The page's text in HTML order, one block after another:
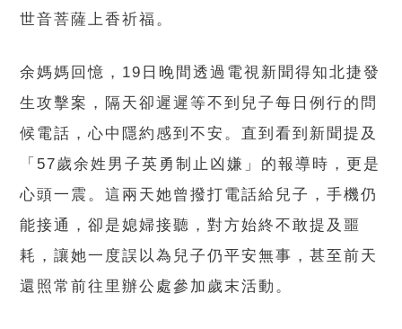
世音菩薩上香祈福。
余媽媽回憶，19日晚間透過電視新聞得知北捷發
生攻擊案，隔天卻遲遲等不到兒子每日例行的問
候電話，心中隱約感到不安。直到看到新聞提及
「57歲余姓男子英勇制止凶嫌」的報導時，更是
心頭一震。這兩天她曾撥打電話給兒子，手機仍
能接通，卻是媳婦接聽，對方始終不敢提及噩
耗，讓她一度誤以為兒子仍平安無事，甚至前天
還照常前往里辦公處參加歲末活動。